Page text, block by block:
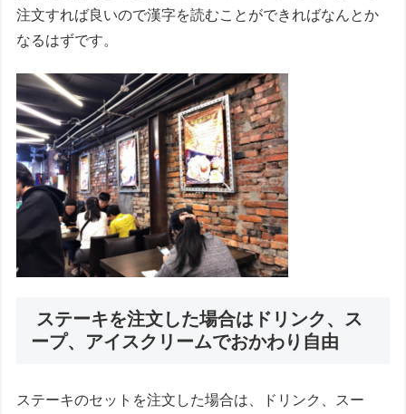
注文すれば良いので漢字を読むことができればなんとか
なるはずです。
ステーキを注文した場合はドリンク、ス
ープ、アイスクリームでおかわり自由
ステーキのセットを注文した場合は、ドリンク、スー